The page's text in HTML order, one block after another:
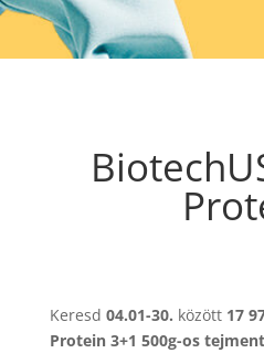
Keresd 04.01-30. között17
Protein 3+1 500g-os